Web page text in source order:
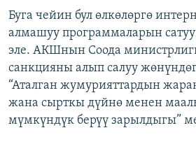
БИЗ ЖАНА ДҮЙНӨ
ДАНИСТЕ
ЭЖЕ-СИҢДИЛЕР
ЫҢГАЙСЫЗ СУРООЛОР
Русский
ОНЛАЙН ШЕРИНЕ
Буга чейин бул өлкөлөргө
алмашуу программаларын
эле. АКШнын Соода
санкцияны алып салуу
“Аталган жумурияттардын
жана сырткы дүйнө менен
мүмкүндүк берүү зарылдыгы”